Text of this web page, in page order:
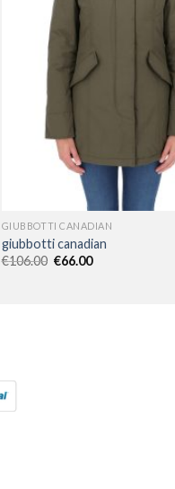
GIUBBOTTI CANADIAN
giubbotti canadian
€106.00 €66.00